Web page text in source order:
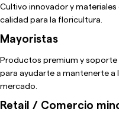
Cultivo innovador y
calidad para la floricultura.
Mayoristas
Productos premium y
para ayudarte a mantenerte a
mercado.
Retail / Comercio